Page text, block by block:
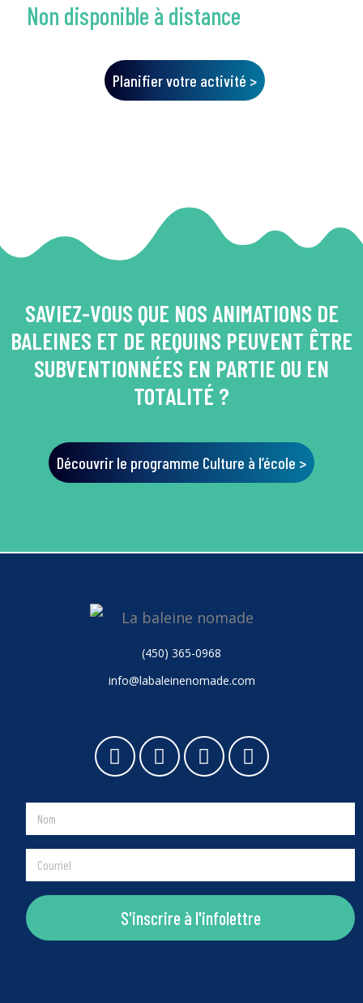
Non disponible à distance
Planifier votre activité >
SAVIEZ-VOUS QUE NOS ANIMATIONS DE
BALEINES ET DE REQUINS PEUVENT ÊTRE
SUBVENTIONNÉES EN PARTIE OU EN
TOTALITÉ ?
Découvrir le programme Culture à l’école >
(450) 365-0968
info@labaleinenomade.com
S'inscrire à l'infolettre